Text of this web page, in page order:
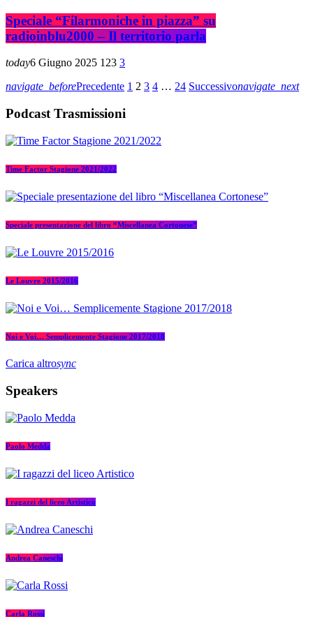
Speciale “Filarmoniche in piazza” su
radioinblu2000 – Il territorio parla
today6 Giugno 2025 123 3
navigate_beforePrecedente 1 2 3 4 … 24 Successivonavigate_next
Podcast Trasmissioni
Time Factor Stagione 2021/2022
Speciale presentazione del libro “Miscellanea Cortonese”
Le Louvre 2015/2016
Noi e Voi… Semplicemente Stagione 2017/2018
Carica altrosync
Speakers
Paolo Medda
I ragazzi del liceo Artistico
Andrea Caneschi
Carla Rossi